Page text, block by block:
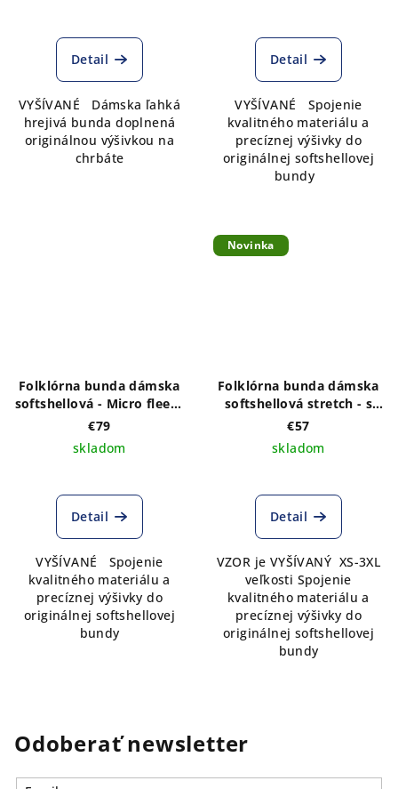
Detail
VYŠÍVANÉ Dámska ľahká
hrejivá bunda doplnená
originálnou výšivkou na
chrbáte
Detail
VYŠÍVANÉ Spojenie
kvalitného materiálu a
precíznej výšivky do
originálnej softshellovej
bundy
Folklórna bunda dámska
softshellová - Micro fleece
s VÝŠIVKOU vzoru Matúš
vpredu a vzadu
€79
skladom
Detail
VYŠÍVANÉ Spojenie
kvalitného materiálu a
precíznej výšivky do
originálnej softshellovej
bundy
Novinka
Folklórna bunda dámska
softshellová stretch - s
VÝŠIVKOU vzoru IKA v
bielej farbe vpredu a
vzadu
€57
skladom
Detail
VZOR je VYŠÍVANÝ XS-3XL
veľkosti Spojenie
kvalitného materiálu a
precíznej výšivky do
originálnej softshellovej
bundy
Odoberať newsletter